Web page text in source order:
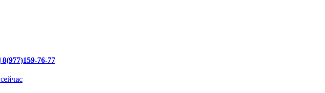
8(977)159-76-77